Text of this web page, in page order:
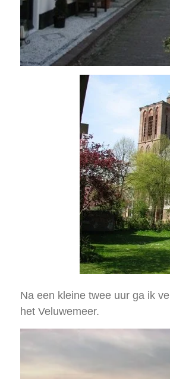
Na een kleine twee uur ga ik
het Veluwemeer.